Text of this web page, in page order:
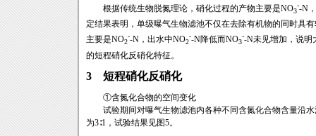
根据传统生物脱氮理论，硝化过程的产物主要是NO3
--N
定结果表明，单级曝气生物滤池不仅在去除有机物的同时具
主要是NO2
--N，出水中NO2
--N降低而NO3
--N未见增加，说明
的短程硝化反硝化特征。
3 短程硝化反硝化
①含氮化合物的空间变化
试验期间对曝气生物滤池内各种不同含氮化合物含量沿水
为3∶1，试验结果见图5。